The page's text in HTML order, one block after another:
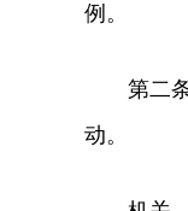
例。
第二
动。